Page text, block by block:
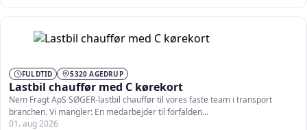
FULDTID 5320 AGEDRUP
Lastbil chauffør med C kørekort
Nem Fragt ApS SØGER-lastbil chauffør til vores faste team i transport
branchen. Vi mangler: En medarbejder til forfalden…
01. aug 2026